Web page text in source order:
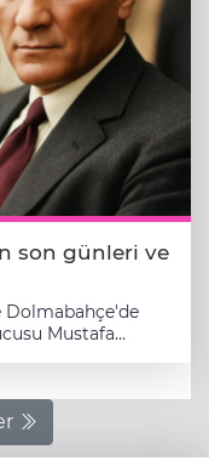
son günleri ve
Dolmabahçe'de
olmaya
son
anları ve bir